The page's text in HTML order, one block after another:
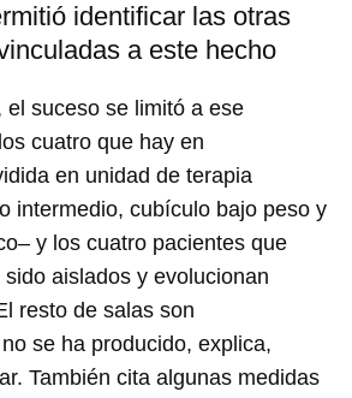
identificar las otras
a este hecho
el suceso se limitó a ese
cuatro que hay en
en unidad de terapia
intermedio, cubículo bajo peso y
y los cuatro pacientes que
aislados y evolucionan
resto de salas son
se ha producido, explica,
También cita algunas medidas